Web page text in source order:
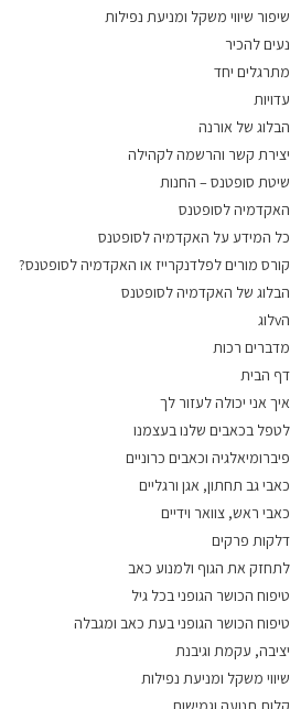
שיפור שיווי משקל ומניעת נפילות
נעים להכיר
מתרגלים יחד
עדויות
הבלוג של אורנה
יצירת קשר והרשמה לקהילה
שיטת סופטנס – החנות
האקדמיה לסופטנס
כל המידע על האקדמיה לסופטנס
קורס מורים לפלדנקרייז או האקדמיה לסופטנס?
הבלוג של האקדמיה לסופטנס
הvלוג
מדברים רכות
דף הבית
איך אני יכולה לעזור לך
לטפל בכאבים שלנו בעצמנו
פיברומיאלגיה וכאבים כרוניים
כאבי גב תחתון, אגן ורגליים
כאבי ראש, צוואר וידיים
דלקות פרקים
לתחזק את הגוף ולמנוע כאב
טיפוח הכושר הגופני בכל גיל
טיפוח הכושר הגופני בעת כאב ומגבלה
יציבה, עקמת וגיבנת
שיווי משקל ומניעת נפילות